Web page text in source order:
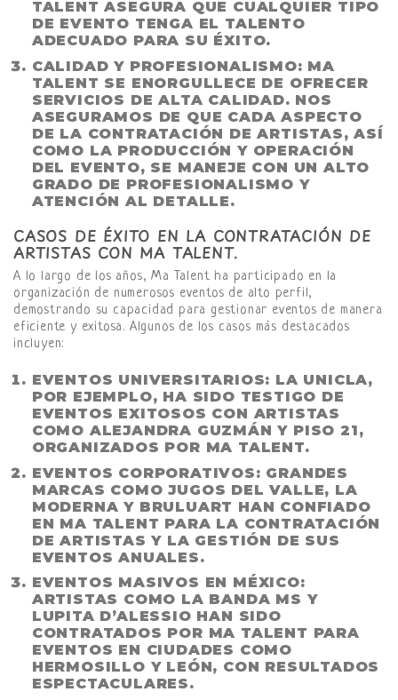
TALENT ASEGURA QUE CUALQUIER TIPO
DE EVENTO TENGA EL TALENTO
ADECUADO PARA SU ÉXITO.
CALIDAD Y PROFESIONALISMO: MA
TALENT SE ENORGULLECE DE OFRECER
SERVICIOS DE ALTA CALIDAD. NOS
ASEGURAMOS DE QUE CADA ASPECTO
DE LA CONTRATACIÓN DE ARTISTAS, ASÍ
COMO LA PRODUCCIÓN Y OPERACIÓN
DEL EVENTO, SE MANEJE CON UN ALTO
GRADO DE PROFESIONALISMO Y
ATENCIÓN AL DETALLE.
CASOS DE ÉXITO EN LA CONTRATACIÓN DE
ARTISTAS CON MA TALENT.
A lo largo de los años, Ma Talent ha participado en la
organización de numerosos eventos de alto perfil,
demostrando su capacidad para gestionar eventos de manera
eficiente y exitosa. Algunos de los casos más destacados
incluyen:
EVENTOS UNIVERSITARIOS: LA UNICLA,
POR EJEMPLO, HA SIDO TESTIGO DE
EVENTOS EXITOSOS CON ARTISTAS
COMO ALEJANDRA GUZMÁN Y PISO 21,
ORGANIZADOS POR MA TALENT.
EVENTOS CORPORATIVOS: GRANDES
MARCAS COMOJUGOS DEL VALLE, LA
MODERNA Y BRULUART HAN CONFIADO
EN MA TALENT PARA LA CONTRATACIÓN
DE ARTISTAS Y LA GESTIÓN DE SUS
EVENTOS ANUALES.
EVENTOS MASIVOS EN MÉXICO:
ARTISTAS COMO LA BANDA MS Y
LUPITA D’ALESSIO HAN SIDO
CONTRATADOS POR MA TALENT PARA
EVENTOS EN CIUDADES COMO
HERMOSILLO Y LEÓN, CON RESULTADOS
ESPECTACULARES.